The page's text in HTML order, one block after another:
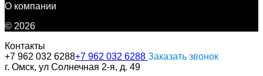
О компании
© 2026
Контакты
+7 962 032 6288+7 962 032 6288 Заказать звонок
г. Омск, ул Солнечная 2-я, д. 49